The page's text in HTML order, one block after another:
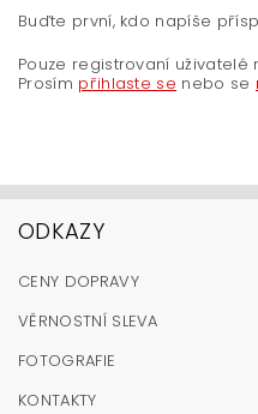
Buďte první, kdo napíše
Pouze registrovaní
Prosím přihlaste se nebo se
ODKAZY
CENY DOPRAVY
VĚRNOSTNÍ SLEVA
FOTOGRAFIE
KONTAKTY